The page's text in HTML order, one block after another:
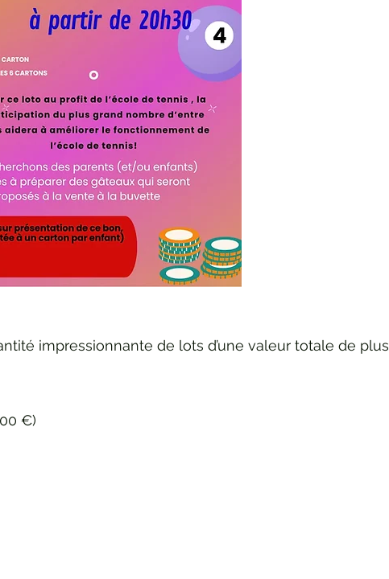
impressionnante de lots d’une valeur totale de
€)